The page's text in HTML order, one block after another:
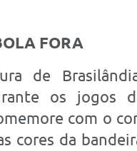
FORA
de
os jogos
com o
cores da